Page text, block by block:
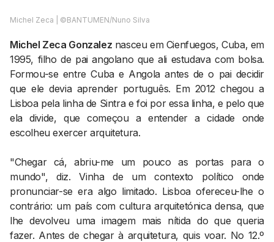
Contactos
EMAIL
GERAL@BANTUMEN.COM
WHATSAPP
+351 912 127 577
Michel Zeca | ©BANTUMEN/Nuno Silva
Michel Zeca Gonzalez nasceu em Cienfuegos, Cuba, em
1995, filho de pai angolano que ali estudava com bolsa.
Formou-se entre Cuba e Angola antes de o pai decidir
que ele devia aprender português. Em 2012 chegou a
Lisboa pela linha de Sintra e foi por essa linha, e pelo que
ela divide, que começou a entender a cidade onde
escolheu exercer arquitetura.
"Chegar cá, abriu-me um pouco as portas para o
mundo", diz. Vinha de um contexto político onde
pronunciar-se era algo limitado. Lisboa ofereceu-lhe o
contrário: um país com cultura arquitetónica densa, que
lhe devolveu uma imagem mais nítida do que queria
fazer. Antes de chegar à arquitetura, quis voar. No 12.º